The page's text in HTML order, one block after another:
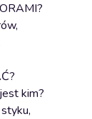
kim?